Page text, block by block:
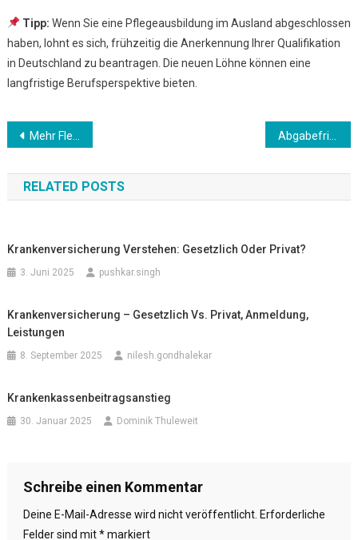
Tipp: Wenn Sie eine Pflegeausbildung im Ausland abgeschlossen
haben, lohnt es sich, frühzeitig die Anerkennung Ihrer Qualifikation
in Deutschland zu beantragen. Die neuen Löhne können eine
langfristige Berufsperspektive bieten.
Beitrags-
Navigation
Mehr Flexibilität für pflegende Angehörige
RELATED POSTS
Krankenversicherung Verstehen: Gesetzlich Oder Privat?
3. Juni 2025 pushkar.singh
Krankenversicherung – Gesetzlich Vs. Privat, Anmeldung,
Leistungen
8. September 2025 nilesh.gondhalekar
Krankenkassenbeitragsanstieg
30. Januar 2025 Dominik Thuleweit
Schreibe einen Kommentar
Deine E-Mail-Adresse wird nicht veröffentlicht. Erforderliche
Felder sind mit*markiert